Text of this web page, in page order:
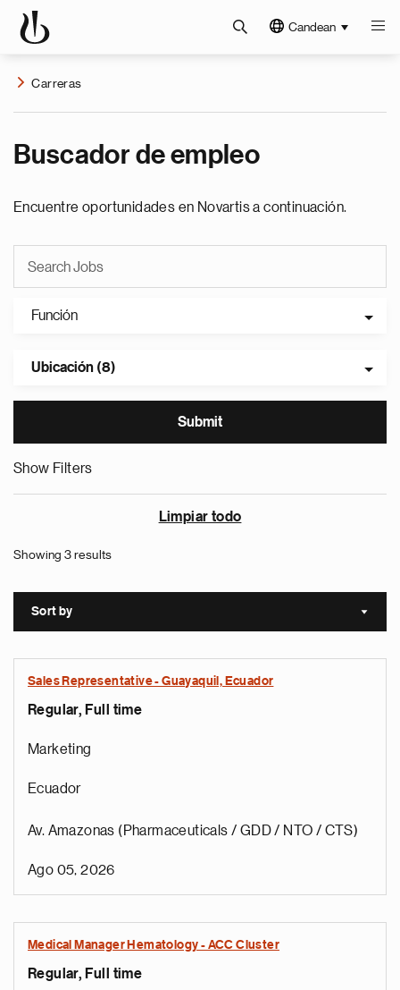
Candean
Carreras
Buscador de empleo
Encuentre oportunidades en Novartis a continuación.
Función
Ubicación (8)
Show Filters
Limpiar todo
Showing 3 results
Sort by Sort
Sales Representative - Guayaquil, Ecuador
Regular, Full time
Marketing
Ecuador
Av. Amazonas (Pharmaceuticals / GDD / NTO / CTS)
Ago 05, 2026
Medical Manager Hematology - ACC Cluster
Regular, Full time